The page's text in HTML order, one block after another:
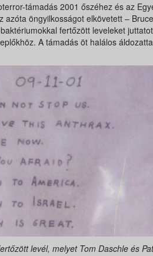
támadás 2001 őszéhez és az
azóta öngyilkosságot elkövetett –
fertőzött leveleket
A támadás öt halálos
levél, melyet Tom Daschle és